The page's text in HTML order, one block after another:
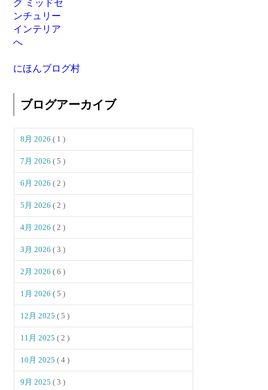
にほんブログ村
ブログアーカイブ
8月 2026( 1 )
7月 2026( 5 )
6月 2026( 2 )
5月 2026( 2 )
4月 2026( 2 )
3月 2026( 3 )
2月 2026( 6 )
1月 2026( 5 )
12月 2025( 5 )
11月 2025( 2 )
10月 2025( 4 )
9月 2025( 3 )